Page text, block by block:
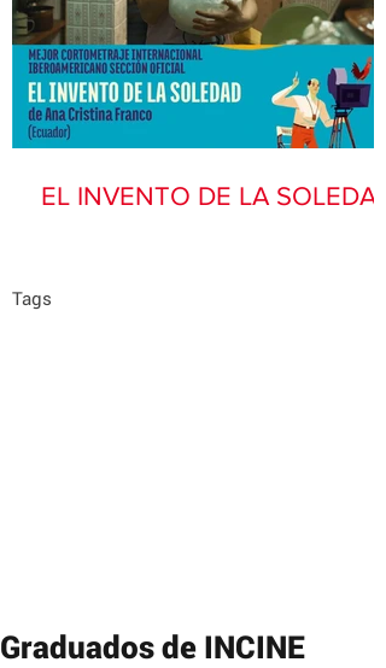
EL INVENTO DE LA SOLEDAD
Tags
Graduados de INCINE